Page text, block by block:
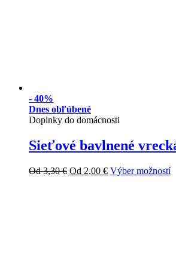
- 40%
Dnes obľúbené
Doplnky do domácnosti
Sieťové bavlnené
Od3,30€ Od 2,00 € Výber možností